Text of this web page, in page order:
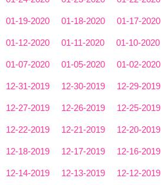
01-19-2020 01-18-2020 01-17-2020
01-12-2020 01-11-2020 01-10-2020
01-07-2020 01-05-2020 01-02-2020
12-31-2019 12-30-2019 12-29-2019
12-27-2019 12-26-2019 12-25-2019
12-22-2019 12-21-2019 12-20-2019
12-18-2019 12-17-2019 12-16-2019
12-14-2019 12-13-2019 12-12-2019